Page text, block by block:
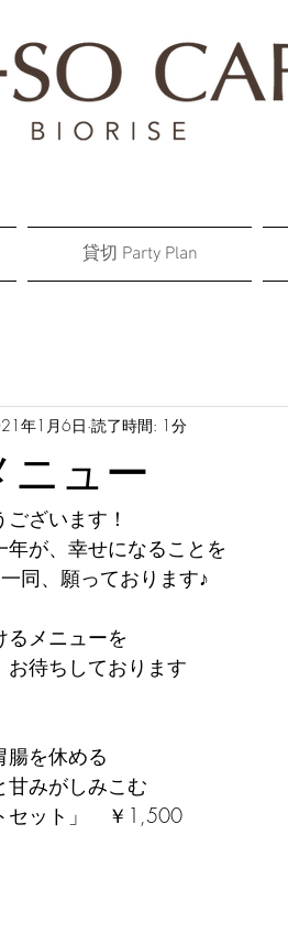
貸切 Party Plan
ニュー
年1月6日 読了時間: 1分
ざいます！
が、幸せになることを
同、願っております♪
るメニューを
お待ちしております
腸を休める
甘みがしみこむ
セット」　￥1,500